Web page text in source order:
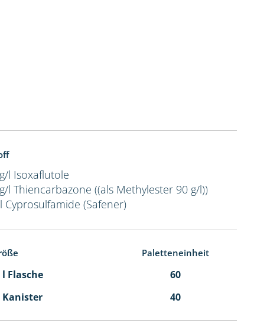
l Isoxaflutole
l Thiencarbazone ((als Methylester 90 g/l))
Cyprosulfamide (Safener)
Paletteneinheit
Flasche
60
Kanister 40